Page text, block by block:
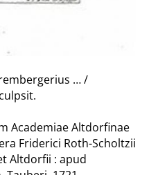
… /
Academiae Altdorfinae
Friderici Roth-Scholtzii
Altdorfii : apud